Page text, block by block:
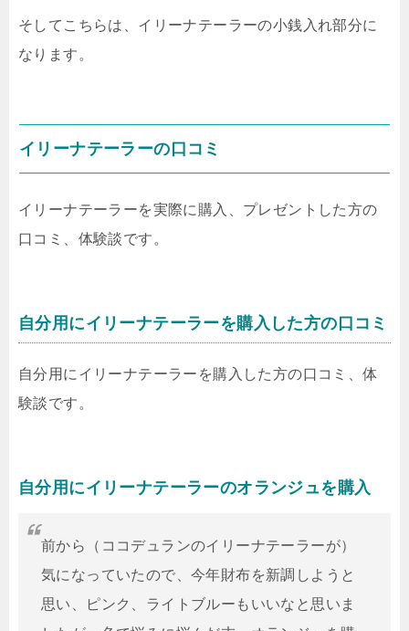
そしてこちらは、イリーナテーラーの小銭入れ部分に
なります。
イリーナテーラーの口コミ
イリーナテーラーを実際に購入、プレゼントした方の
口コミ、体験談です。
自分用にイリーナテーラーを購入した方の口コミ
自分用にイリーナテーラーを購入した方の口コミ、体
験談です。
自分用にイリーナテーラーのオランジュを購入
前から（ココデュランのイリーナテーラーが）
気になっていたので、今年財布を新調しようと
思い、ピンク、ライトブルーもいいなと思いま